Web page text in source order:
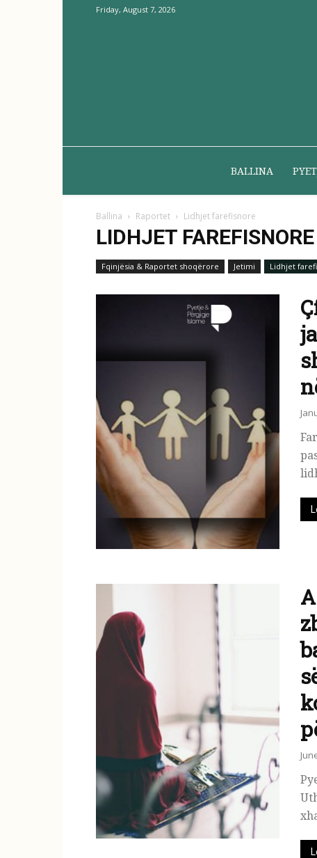
Friday, August 7, 2026
BALLINA
Ballina Raportet Lidhjet farefisnore
LIDHJET FAREFISNORE
Fqinjësia & Raportet shoqërore Jetimi Lidhjet